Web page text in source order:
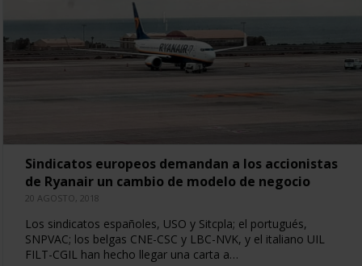
Sindicatos europeos demandan a los accionistas
de Ryanair un cambio de modelo de negocio
20 AGOSTO, 2018
Los sindicatos españoles, USO y Sitcpla; el portugués,
SNPVAC; los belgas CNE-CSC y LBC-NVK, y el italiano UIL
FILT-CGIL han hecho llegar una carta a…